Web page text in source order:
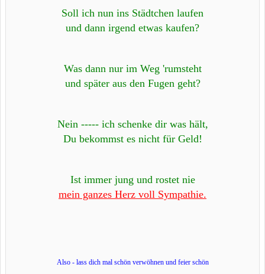
Soll ich nun ins Städtchen laufen
und dann irgend etwas kaufen?
Was dann nur im Weg 'rumsteht
und später aus den Fugen geht?
Nein ----- ich schenke dir was hält,
Du bekommst es nicht für Geld!
Ist immer jung und rostet nie
mein ganzes Herz voll Sympathie.
Also - lass dich mal schön verwöhnen und feier schön